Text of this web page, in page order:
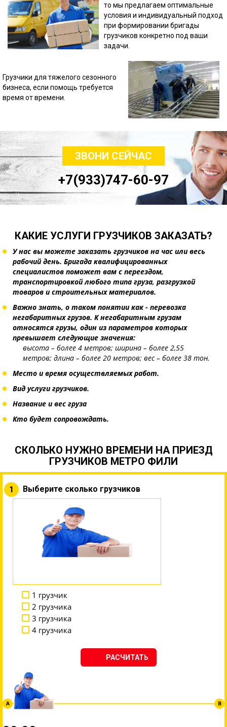
то мы предлагаем оптимальные
условия и индивидуальный подход
при формировании бригады
грузчиков конкретно под ваши
задачи.
Грузчики для тяжелого сезонного
бизнеса, если помощь требуется
время от времени.
ЗВОНИ СЕЙЧАС
+7(933)747-60-97
КАКИЕ УСЛУГИ ГРУЗЧИКОВ ЗАКАЗАТЬ?
У нас вы можете заказать грузчиков на час или весь
рабочий день. Бригада квалифицированных
специалистов поможет вам с переездом,
транспортировкой любого типа груза, разгрузкой
товаров и строительных материалов.
Важно знать, о таком понятии как - перевозка
негабаритных грузов. К негабаритным грузам
относятся грузы, один из параметров которых
превышает следующие значения:
высота – более 4 метров; ширина – более 2,55
метров; длина – более 20 метров; вес – более 38 тон.
Место и время осуществляемых работ.
Вид услуги грузчиков.
Название и вес груза
Кто будет сопровождать.
СКОЛЬКО НУЖНО ВРЕМЕНИ НА ПРИЕЗД
ГРУЗЧИКОВ МЕТРО ФИЛИ
Выберите сколько грузчиков
1 грузчик
2 грузчика
3 грузчика
4 грузчика
РАСЧИТАТЬ